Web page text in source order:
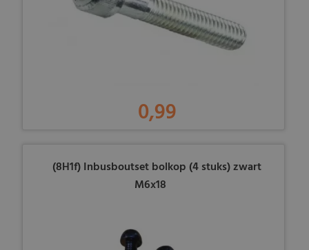
0,99
(8H1f) Inbusboutset bolkop (4 stuks) zwart
M6x18